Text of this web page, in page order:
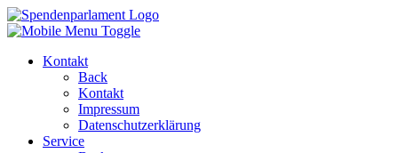
Kontakt
Back
Kontakt
Impressum
Datenschutzerklärung
Service